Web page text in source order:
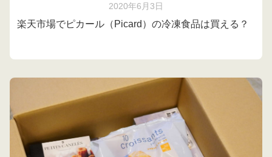
2020年6月3日
楽天市場でピカール（Picard）の冷凍食品は買える？